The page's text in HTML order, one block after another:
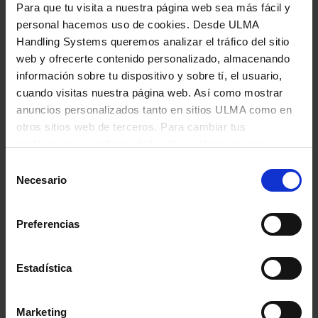
Para que tu visita a nuestra página web sea más fácil y
personal hacemos uso de cookies. Desde ULMA
Handling Systems queremos analizar el tráfico del sitio
web y ofrecerte contenido personalizado, almacenando
información sobre tu dispositivo y sobre tí, el usuario,
cuando visitas nuestra página web. Así como mostrar
anuncios personalizados tanto en sitios ULMA como en
otros sitios web de terceros. Para cambiar tus
"Configurar mi preferencia".
Necesario
Preferencias
Estadística
Marketing
de alimentos
que a menudo provoca una mala
gestión del inventario;mejora la eficiencia
energéticaal mantener el flujo de aire frío y
minimizar las pérdidas; y ofrece unamayor eficiencia
que puede funcionar las 24 horas del día.
La automatización ayuda a conseguir una entrega
eficiente al dar soporte a una serie de operaciones de
almacenamiento de reposición, la
agrupación, el paletizado (paletizado de cajas
resultado son cargas de palés secuenciadas
que reducen el volumen de transporte y agilizan las